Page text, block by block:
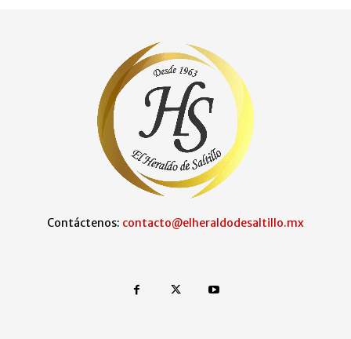
Contáctenos: contacto@elheraldodesaltillo.mx